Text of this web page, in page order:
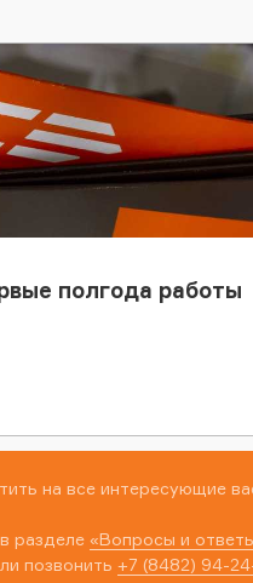
полгода работы
на все интересующие
разделе «Вопросы и
позвонить +7 (8482) 94-